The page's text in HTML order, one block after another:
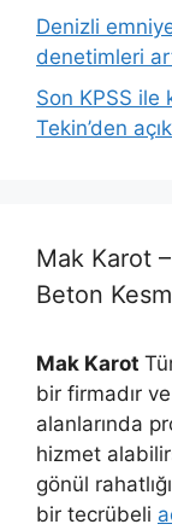
Denizli
denetimleri
Son KPSS ile
Tekin’den
Mak Karot
Beton
Mak Karot
bir firmadır
alanlarında
hizmet
gönül
bir tecrübeli